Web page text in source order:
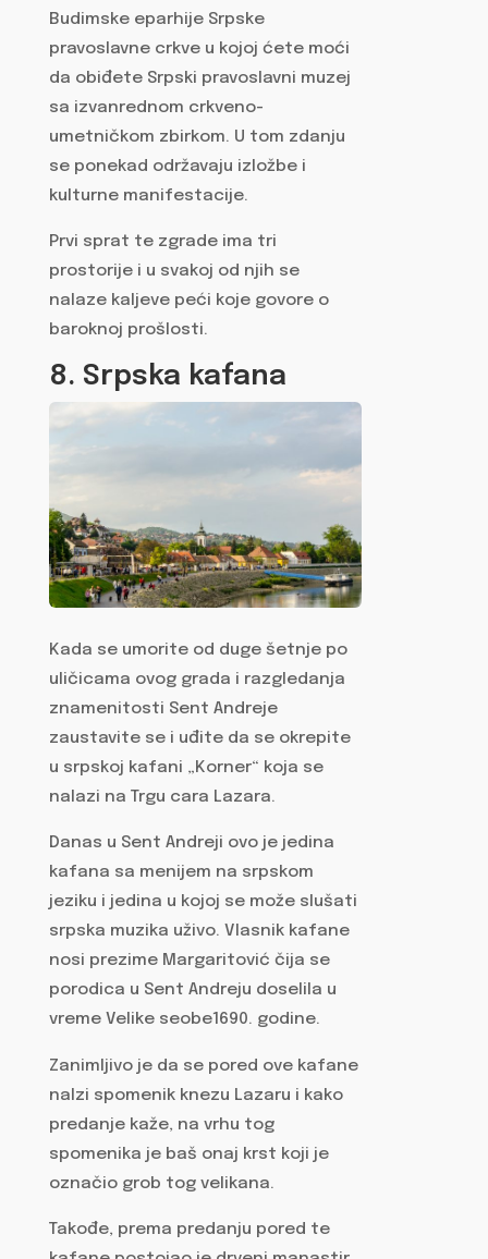
Budimske eparhije Srpske
pravoslavne crkve u kojoj ćete moći
da obiđete Srpski pravoslavni muzej
sa izvanrednom crkveno-
umetničkom zbirkom. U tom zdanju
se ponekad održavaju izložbe i
kulturne manifestacije.
Prvi sprat te zgrade ima tri
prostorije i u svakoj od njih se
nalaze kaljeve peći koje govore o
baroknoj prošlosti.
8. Srpska kafana
Kada se umorite od duge šetnje po
uličicama ovog grada i razgledanja
znamenitosti Sent Andreje
zaustavite se i uđite da se okrepite
u srpskoj kafani „Korner“ koja se
nalazi na Trgu cara Lazara.
Danas u Sent Andreji ovo je jedina
kafana sa menijem na srpskom
jeziku i jedina u kojoj se može slušati
srpska muzika uživo. Vlasnik kafane
nosi prezime Margaritović čija se
porodica u Sent Andreju doselila u
vreme Velike seobe1690. godine.
Zanimljivo je da se pored ove kafane
nalzi spomenik knezu Lazaru i kako
predanje kaže, na vrhu tog
spomenika je baš onaj krst koji je
označio grob tog velikana.
Takođe, prema predanju pored te